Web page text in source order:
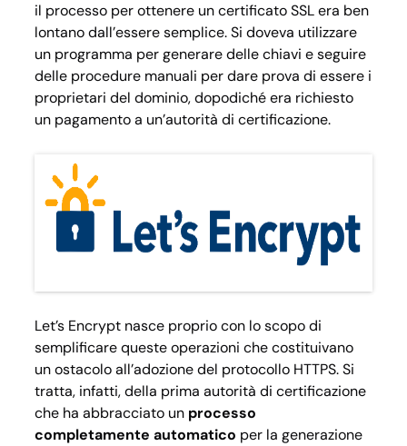
il processo per ottenere un certificato SSL era ben
lontano dall’essere semplice. Si doveva utilizzare
un programma per generare delle chiavi e seguire
delle procedure manuali per dare prova di essere i
proprietari del dominio, dopodiché era richiesto
un pagamento a un’autorità di certificazione.
Let’s Encrypt nasce proprio con lo scopo di
semplificare queste operazioni che costituivano
un ostacolo all’adozione del protocollo HTTPS. Si
tratta, infatti, della prima autorità di certificazione
che ha abbracciato un processo
completamente automatico per la generazione